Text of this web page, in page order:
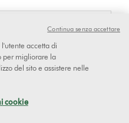
l'utente accetta di
per migliorare la
del sito e assistere nelle
cookie
Continua senza accettare